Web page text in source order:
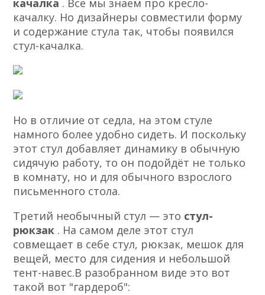
качалка . Все мы знаем про кресло-
качалку. Но дизайнеры совместили форму
и содержание стула так, чтобы появился
стул-качалка.
Но в отличие от седла, на этом стуле
намного более удобно сидеть. И поскольку
этот стул добавляет динамику в обычную
сидячую работу, то он подойдёт не только
в комнату, но и для обычного взрослого
письменного стола.
Третий необычный стул — это стул-
рюкзак . На самом деле этот стул
совмещает в себе стул, рюкзак, мешок для
вещей, место для сидения и небольшой
тент-навес.В разобранном виде это вот
такой вот "гардероб":